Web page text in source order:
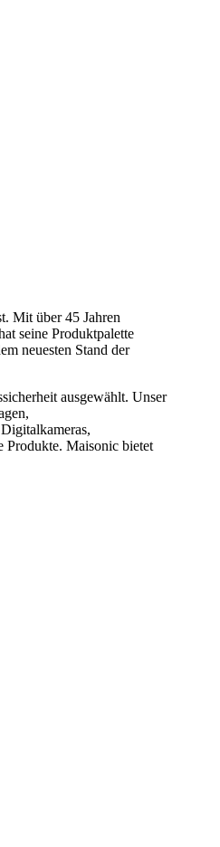
Mit über 45 Jahren
seine Produktpalette
neuesten Stand der
ausgewählt. Unser
Produkte. Maisonic bietet